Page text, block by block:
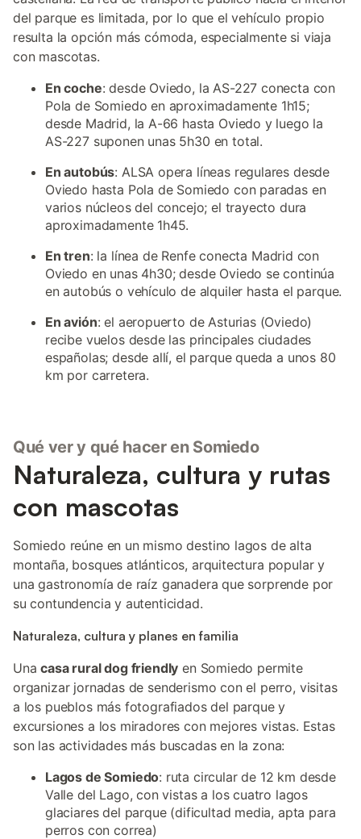
del parque es limitada, por lo que el vehículo propio
resulta la opción más cómoda, especialmente si viaja
con mascotas.
En coche: desde Oviedo, la AS-227 conecta con
Pola de Somiedo en aproximadamente 1h15;
desde Madrid, la A-66 hasta Oviedo y luego la
AS-227 suponen unas 5h30 en total.
En autobús: ALSA opera líneas regulares desde
Oviedo hasta Pola de Somiedo con paradas en
varios núcleos del concejo; el trayecto dura
aproximadamente 1h45.
En tren: la línea de Renfe conecta Madrid con
Oviedo en unas 4h30; desde Oviedo se continúa
en autobús o vehículo de alquiler hasta el parque.
En avión: el aeropuerto de Asturias (Oviedo)
recibe vuelos desde las principales ciudades
españolas; desde allí, el parque queda a unos 80
km por carretera.
Qué ver y qué hacer en Somiedo
Naturaleza, cultura y rutas
con mascotas
Somiedo reúne en un mismo destino lagos de alta
montaña, bosques atlánticos, arquitectura popular y
una gastronomía de raíz ganadera que sorprende por
su contundencia y autenticidad.
Naturaleza, cultura y planes en familia
Unacasa rural dog friendly en Somiedo permite
organizar jornadas de senderismo con el perro, visitas
a los pueblos más fotografiados del parque y
excursiones a los miradores con mejores vistas. Estas
son las actividades más buscadas en la zona:
Lagos de Somiedo: ruta circular de 12 km desde
Valle del Lago, con vistas a los cuatro lagos
glaciares del parque (dificultad media, apta para
perros con correa)